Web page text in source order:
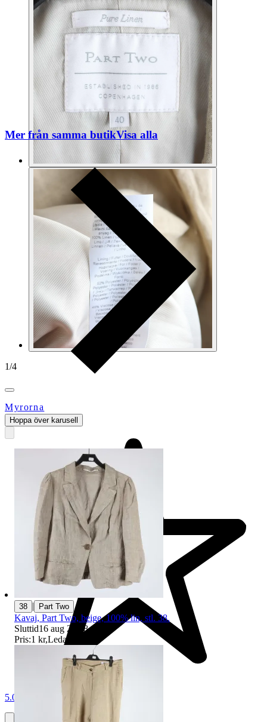
1/4
Myrorna
5.0
Mer från samma butikVisa alla
Hoppa över karusell
38 | Part Two
Kavaj, Part Two, beige, 100% lin, stl. 38.
Sluttid16 aug 21:38.
Pris:1 kr,Ledande bud